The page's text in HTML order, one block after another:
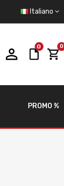
Italiano
0 0
PROMO %